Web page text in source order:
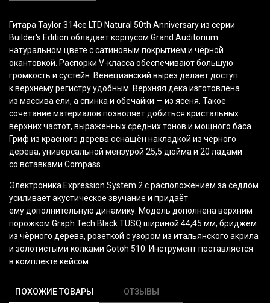
Гитара Taylor 314ce LTD Natural 50th Anniversary из серии
Builder's Edition обладает корпусом Grand Auditorium
натуральном цвете с сатиновым покрытием и чёрной
окантовкой. Распорки V-класса обеспечивают большую
громкость и сустейн. Венецианский вырез делает доступ
к верхнему регистру удобным. Верхняя дека изготовлена
из массива ели, а спинка и обечайки — из ясеня. Такое
сочетание материалов позволяет добиться кристальных
верхних частот, выраженных средних тонов и мощного баса.
Гриф из красного дерева оснащён накладкой из чёрного
дерева, универсальной мензурой 25,5 дюйма и 20 ладами
со вставками Compass.
Электроника Expression System 2 с расположением за седлом
усиливает акустическое звучание и придаёт
ему дополнительную динамику. Модель дополнена верхним
порожком Graph Tech Black TUSQ шириной 44,45 мм, бриджем
из чёрного дерева, розеткой с узором из итальянского акрила
и золотистыми колками Gotoh 510. Инструмент поставляется
в комплекте кейсом.
ПОХОЖИЕ ТОВАРЫ ОТЗЫВЫ